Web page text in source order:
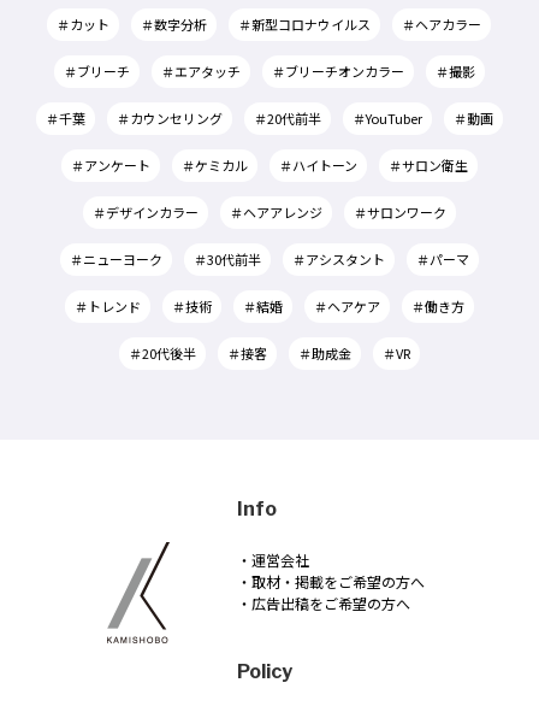
＃カット ＃数字分析 ＃新型コロナウイルス ＃ヘアカラー
＃ブリーチ ＃エアタッチ ＃ブリーチオンカラー ＃撮影
＃千葉 ＃カウンセリング ＃20代前半 ＃YouTuber ＃動画
＃アンケート ＃ケミカル ＃ハイトーン ＃サロン衛生
＃デザインカラー ＃ヘアアレンジ ＃サロンワーク
＃ニューヨーク ＃30代前半 ＃アシスタント ＃パーマ
＃トレンド ＃技術 ＃結婚 ＃ヘアケア ＃働き方
＃20代後半 ＃接客 ＃助成金 ＃VR
Info
・運営会社
・取材・掲載をご希望の方へ
・広告出稿をご希望の方へ
Policy